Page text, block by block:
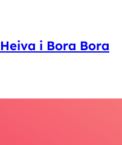
Heiva i Bora Bora